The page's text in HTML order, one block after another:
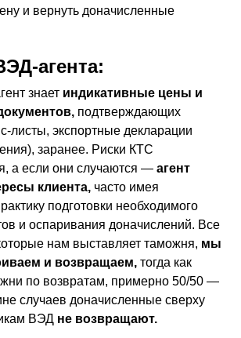
и вернуть доначисленные
агента:
знает индикативные цены и
подтверждающих
листы, экспортные декларации
заранее. Риски КТС
а если они случаются — агент
клиента, часто имея
подготовки необходимого
и оспаривания доначислений. Все
нам выставляет таможня, мы
и возвращаем, тогда как
по возвратам, примерно 50/50 —
случаев доначисленные сверху
ВЭД не возвращают.